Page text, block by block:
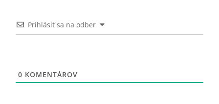
Prihlásiť sa na odber
0 KOMENTÁROV